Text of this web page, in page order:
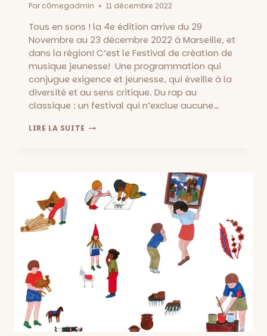
Par c0megadmin 11 décembre 2022
Tous en sons ! la 4e édition arrive du 29
Novembre au 23 décembre 2022 à Marseille, et
dans la région! C’est le Festival de création de
musique jeunesse! Une programmation qui
conjugue exigence et jeunesse, qui éveille à la
diversité et au sens critique. Du rap au
classique : un festival qui n’exclue aucune…
LIRE LA SUITE FESTIVAL
SPECTACLES
DU
DU
29
NOVEMBRE
AU
23
DÉCEMBRE!